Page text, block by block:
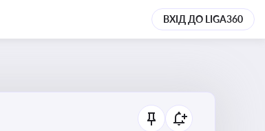
ВХІД ДО LIGA360